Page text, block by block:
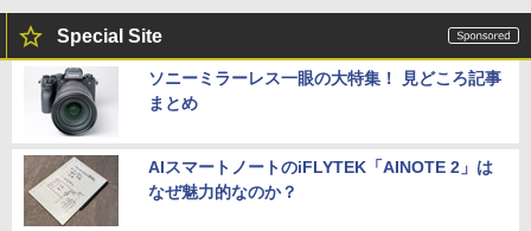
Special Site
ソニーミラーレス一眼の大特集！ 見どころ記事
まとめ
AIスマートノートのiFLYTEK「AINOTE 2」は
なぜ魅力的なのか？